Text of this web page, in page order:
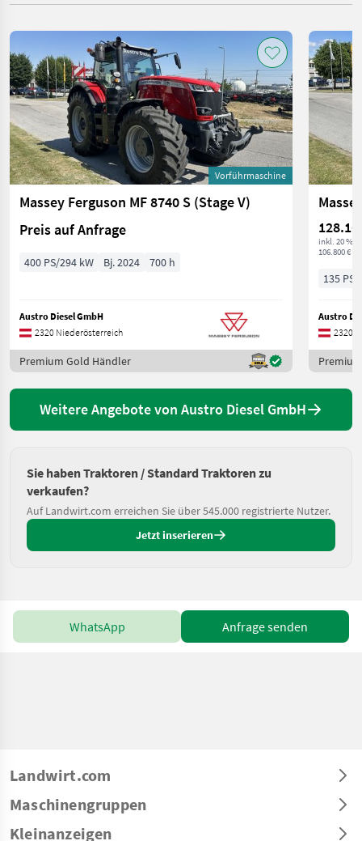
Vorführmaschine
Massey Ferguson MF 8740 S (Stage V)
Preis auf Anfrage
400 PS/294 kW Bj. 2024 700 h
Austro Diesel GmbH
2320 Niederösterreich
Premium Gold Händler
inkl. 20 %
106.800 €
135 PS/
Austro
2320
Weitere Angebote von Austro Diesel GmbH
Sie haben Traktoren / Standard Traktoren zu
verkaufen?
Auf Landwirt.com erreichen Sie über 545.000 registrierte Nutzer.
Jetzt inserieren
WhatsApp Anfrage senden
Landwirt.com
Maschinengruppen
Kleinanzeigen